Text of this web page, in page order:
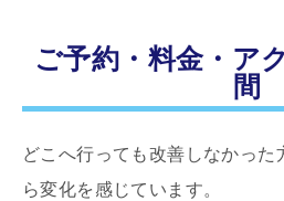
ご予約・料金・ア
間
どこへ行っても改善しなかった
ら変化を感じています。